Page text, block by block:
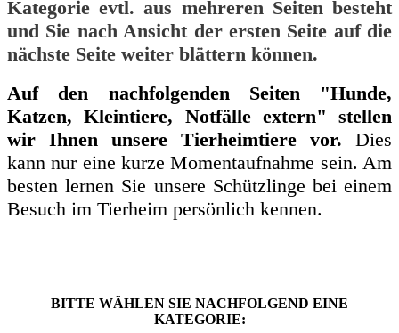
Kategorie evtl. aus mehreren Seiten besteht
und Sie nach Ansicht der ersten Seite auf die
nächste Seite weiter blättern können.
Auf den nachfolgenden Seiten "Hunde,
Katzen, Kleintiere, Notfälle extern" stellen
wir Ihnen unsere Tierheimtiere vor. Dies
kann nur eine kurze Momentaufnahme sein. Am
besten lernen Sie unsere Schützlinge bei einem
Besuch im Tierheim persönlich kennen.
BITTE WÄHLEN SIE NACHFOLGEND EINE
KATEGORIE: